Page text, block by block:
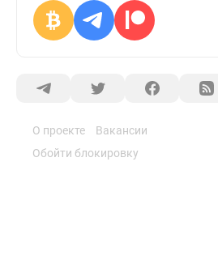
О проекте
Вакансии
Обойти блокировку